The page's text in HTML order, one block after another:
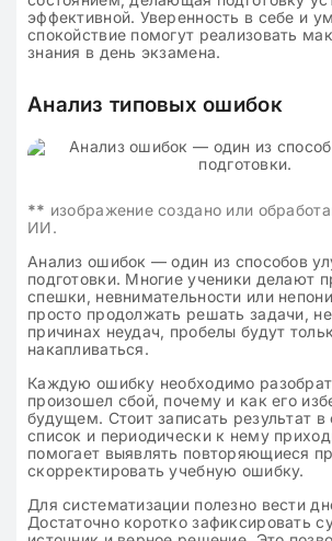
эффективной. Уверенность в себе и
спокойствие помогут реализовать
знания в день экзамена.
Анализ типовых ошибок
** изображение создано или
ИИ.
Анализ ошибок — один из способов
подготовки. Многие ученики делают
спешки, невнимательности или
просто продолжать решать задачи,
причинах неудач, пробелы будут
накапливаться.
Каждую ошибку необходимо
произошел сбой, почему и как его
будущем. Стоит записать результат в
список и периодически к нему
помогает выявлять повторяющиеся
скорректировать учебную ошибку.
Для систематизации полезно вести
Достаточно коротко зафиксировать